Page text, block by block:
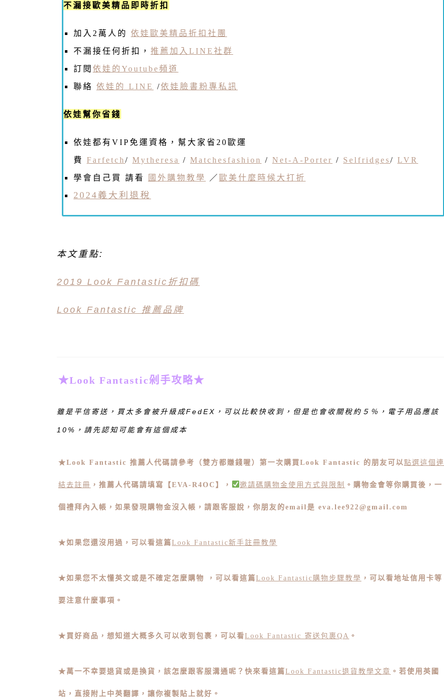
不漏接歐美精品即時折扣
加入2萬人的 依娃歐美精品折扣社團
不漏接任何折扣， 推薦加入LINE社群
訂閱 依娃的Youtube頻道
聯絡 依娃的 LINE /依娃臉書粉專私訊
依娃幫你省錢
依娃都有VIP免運資格，幫大家省20歐運
費 Farfetch / Mytheresa / Matchesfashion / Net-A-Porter / Selfridges/ LVR
學會自己買 請看 國外購物教學 ／ 歐美什麼時候大打折
2024義大利退稅
本文重點:
2019 Look Fantastic折扣碼
Look Fantastic 推薦品牌
★Look Fantastic剁手攻略★
雖是平信寄送，買太多會被升級成FedEX，可以比較快收到，但是也會收關稅約５％，電子用品應該
10%，請先認知可能會有這個成本
★Look Fantastic 推薦人代碼請參考（雙方都賺錢喔） 第一次購買 Look Fantastic 的朋友可以點選這個連
結去註冊 ， 推薦人代碼請填寫【EVA-R4OC】 ， 邀請碼購物金使用方式與限制 。 購物金會等你購買後，一
個禮拜內入帳， 如果發現購物金沒入帳，請跟客服說， 你朋友的email是 eva.lee922@gmail.com
★如果您還沒用過，可以看這篇 Look Fantastic新手註冊教學
★如果您不太懂英文或是不確定怎麼購物 ，可以看這篇 Look Fantastic購物步驟教學 ，可以看地址信用卡等
要注意什麼事項。
★買好商品，想知道大概多久可以收到包裹，可以看Look Fantastic 寄送包裹QA 。
★萬一不幸要退貨或是換貨，該怎麼跟客服溝通呢？快來看這篇 Look Fantastic退貨教學文章 。若使用英國
站，直接附上中英翻譯，讓你複製貼上就好。